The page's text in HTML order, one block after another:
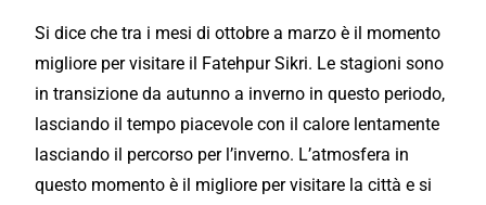
Si dice che tra i mesi di ottobre a marzo è il momento
migliore per visitare il Fatehpur Sikri. Le stagioni sono
in transizione da autunno a inverno in questo periodo,
lasciando il tempo piacevole con il calore lentamente
lasciando il percorso per l’inverno. L’atmosfera in
questo momento è il migliore per visitare la città e si